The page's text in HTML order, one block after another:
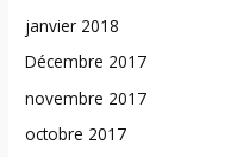
janvier 2018
Décembre 2017
novembre 2017
octobre 2017